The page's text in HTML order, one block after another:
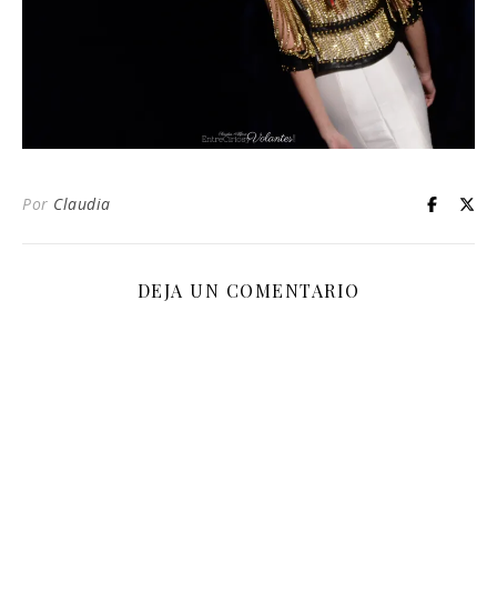
Por Claudia
DEJA UN COMENTARIO